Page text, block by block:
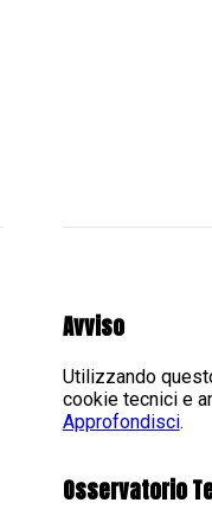
Avviso
Utilizzando
cookie tecnici e
Approfondisci.
Osservatorio